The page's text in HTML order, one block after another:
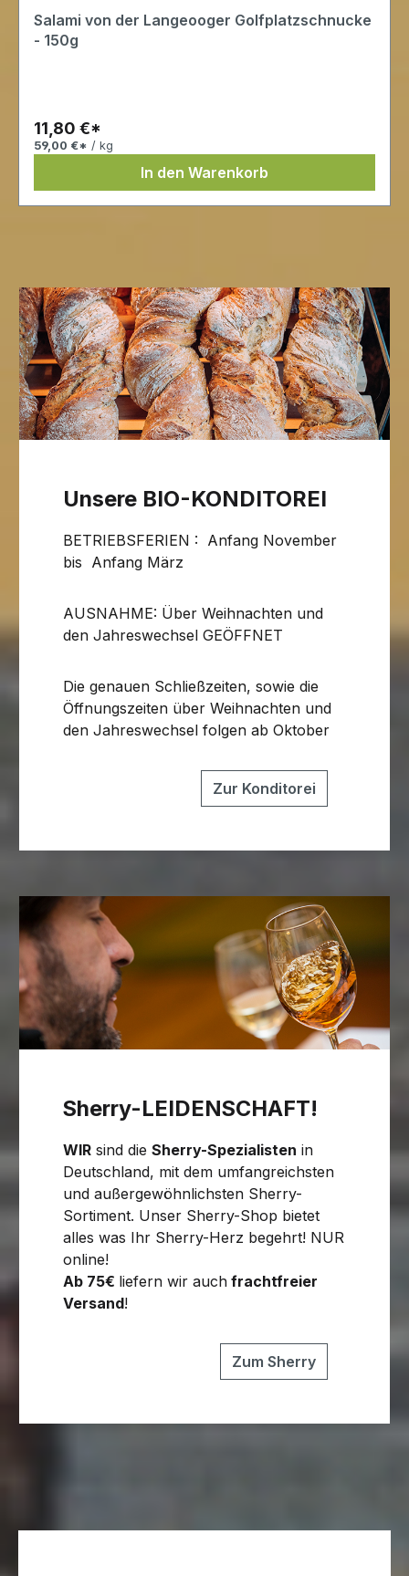
Salami von der Langeooger Golfplatzschnucke
- 150g
11,80 €*
59,00 €* / kg
In den Warenkorb
Unsere BIO-KONDITOREI
BETRIEBSFERIEN : Anfang November
bis Anfang März
AUSNAHME: Über Weihnachten und
den Jahreswechsel GEÖFFNET
Die genauen Schließzeiten, sowie die
Öffnungszeiten über Weihnachten und
den Jahreswechsel folgen ab Oktober
Zur Konditorei
Sherry-LEIDENSCHAFT!
WIR sind die Sherry-Spezialisten in
Deutschland, mit dem umfangreichsten
und außergewöhnlichsten Sherry-
Sortiment. Unser Sherry-Shop bietet
alles was Ihr Sherry-Herz begehrt! NUR
online!
Ab 75€ liefern wir auch frachtfreier
Versand!
Zum Sherry